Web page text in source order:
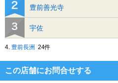
豊前善光寺
宇佐
4. 豊前長洲 24件
この店舗にお問合せする